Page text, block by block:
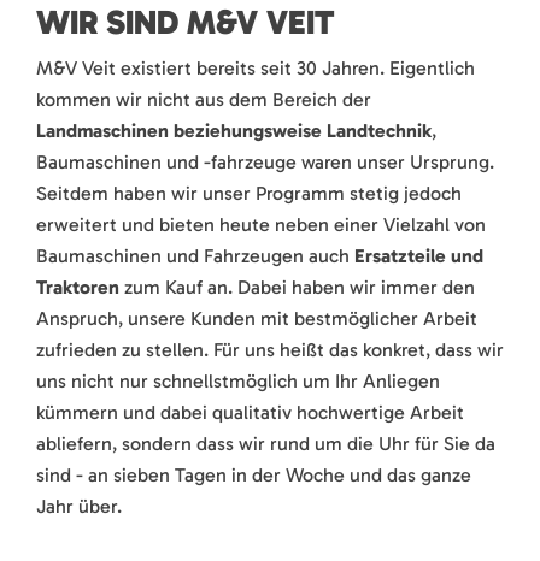
WIR SIND M&V VEIT
M&V Veit existiert bereits seit 30 Jahren. Eigentlich
kommen wir nicht aus dem Bereich der
Landmaschinen beziehungsweise Landtechnik,
Baumaschinen und -fahrzeuge waren unser Ursprung.
Seitdem haben wir unser Programm stetig jedoch
erweitert und bieten heute neben einer Vielzahl von
Baumaschinen und Fahrzeugen auch Ersatzteile und
Traktoren zum Kauf an. Dabei haben wir immer den
Anspruch, unsere Kunden mit bestmöglicher Arbeit
zufrieden zu stellen. Für uns heißt das konkret, dass wir
uns nicht nur schnellstmöglich um Ihr Anliegen
kümmern und dabei qualitativ hochwertige Arbeit
abliefern, sondern dass wir rund um die Uhr für Sie da
sind - an sieben Tagen in der Woche und das ganze
Jahr über.